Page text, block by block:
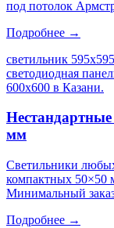
под потолок
Подробнее →
светильник
светодиодная
600х600 в Казани.
мм
Светильники
компактных 50×50
Минимальный
Подробнее →